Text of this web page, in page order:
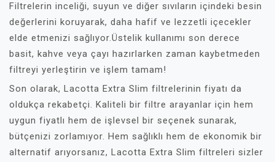
Filtrelerin inceliği, suyun ve diğer sıvıların içindeki besin
değerlerini koruyarak, daha hafif ve lezzetli içecekler
elde etmenizi sağlıyor.Üstelik kullanımı son derece
basit, kahve veya çayı hazırlarken zaman kaybetmeden
filtreyi yerleştirin ve işlem tamam!
Son olarak, Lacotta Extra Slim filtrelerinin fiyatı da
oldukça rekabetçi. Kaliteli bir filtre arayanlar için hem
uygun fiyatlı hem de işlevsel bir seçenek sunarak,
bütçenizi zorlamıyor. Hem sağlıklı hem de ekonomik bir
alternatif arıyorsanız, Lacotta Extra Slim filtreleri sizler